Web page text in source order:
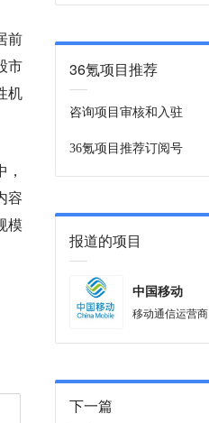
前
市
机
容
模
36氪项目推荐
咨询项目审核和入驻
36氪项目推荐订阅号
报道的项目
中国移动
移动通信运营商
下一篇